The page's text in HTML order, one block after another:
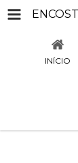
INÍCIO